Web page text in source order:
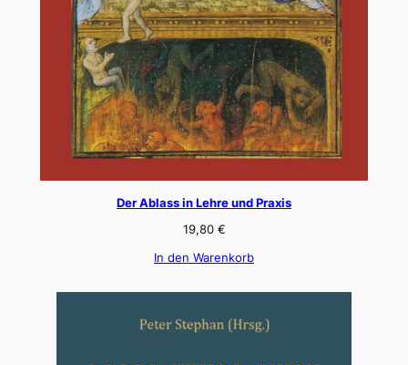
Der Ablass in Lehre und Praxis
19,80 €
In den Warenkorb